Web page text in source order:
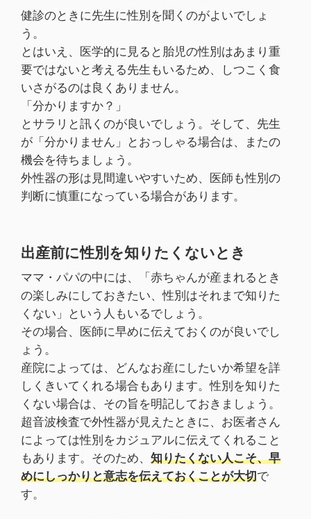
健診のときに先生に性別を聞くのがよいでしょ
う。
とはいえ、医学的に見ると胎児の性別はあまり重
要ではないと考える先生もいるため、しつこく食
いさがるのは良くありません。
「分かりますか？」
とサラリと訊くのが良いでしょう。そして、先生
が「分かりません」とおっしゃる場合は、またの
機会を待ちましょう。
外性器の形は見間違いやすいため、医師も性別の
判断に慎重になっている場合があります。
出産前に性別を知りたくないとき
ママ・パパの中には、「赤ちゃんが産まれるとき
の楽しみにしておきたい、性別はそれまで知りた
くない」という人もいるでしょう。
その場合、医師に早めに伝えておくのが良いでし
ょう。
産院によっては、どんなお産にしたいか希望を詳
しくきいてくれる場合もあります。性別を知りた
くない場合は、その旨を明記しておきましょう。
超音波検査で外性器が見えたときに、お医者さん
によっては性別をカジュアルに伝えてくれること
もあります。そのため、 知りたくない人こそ、早
めにしっかりと意志を伝えておくことが大切で
す。